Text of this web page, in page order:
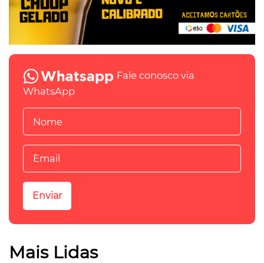
Fale conosco via
WhatsApp
Mais Lidas